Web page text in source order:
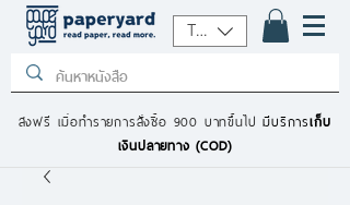
THB (฿)
ส่งฟรี เมื่อทำรายการสั่งซื้อ 900 บาทขึ้นไปมีบริการเก็บ
เงินปลายทาง (COD)